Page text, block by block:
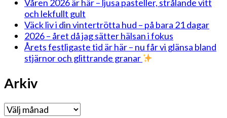
Våren 2026 är här – ljusa pasteller, strålande vitt
och lekfullt gult
Väck liv i din vintertrötta hud – på bara 21 dagar
2026 – året då jag sätter hälsan i fokus
Årets festligaste tid är här – nu får vi glänsa bland
stjärnor och glittrande granar
Arkiv
Arkiv